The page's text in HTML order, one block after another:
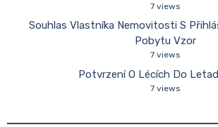
7 views
Souhlas Vlastníka Nemovitosti S
Pobytu Vzor
7 views
Potvrzení O Lécích Do
7 views